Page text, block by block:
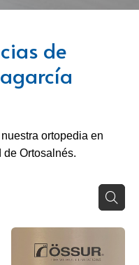
de
ortopedia en
Ortosalnés.